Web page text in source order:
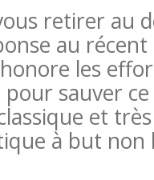
retirer au
au
les
sauver
et
à but non